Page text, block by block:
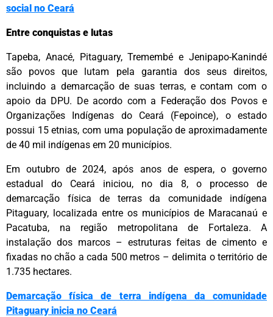
social no Ceará
Entre conquistas e lutas
Tapeba, Anacé, Pitaguary, Tremembé e Jenipapo-Kanindé
são povos que lutam pela garantia dos seus direitos,
incluindo a demarcação de suas terras, e contam com o
apoio da DPU. De acordo com a Federação dos Povos e
Organizações Indígenas do Ceará (Fepoince), o estado
possui 15 etnias, com uma população de aproximadamente
de 40 mil indígenas em 20 municípios.
Em outubro de 2024, após anos de espera, o governo
estadual do Ceará iniciou, no dia 8, o processo de
demarcação física de terras da comunidade indígena
Pitaguary, localizada entre os municípios de Maracanaú e
Pacatuba, na região metropolitana de Fortaleza. A
instalação dos marcos – estruturas feitas de cimento e
fixadas no chão a cada 500 metros – delimita o território de
1.735 hectares.
Demarcação física de terra indígena da comunidade
Pitaguary inicia no Ceará